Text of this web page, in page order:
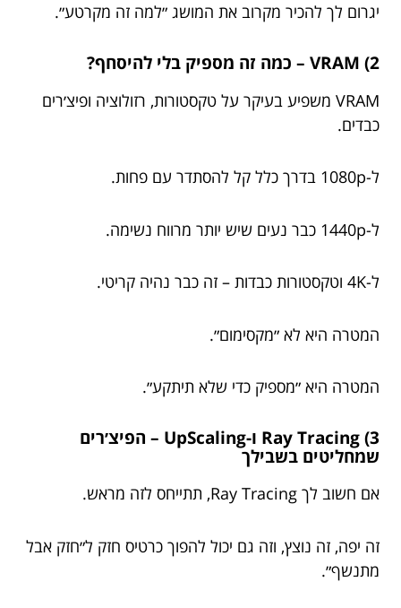
יגרום לך להכיר מקרוב את המושג ״למה זה מקרטע״.
2) VRAM – כמה זה מספיק בלי להיסחף?
VRAM משפיע בעיקר על טקסטורות, רזולוציה ופיצ׳רים
כבדים.
ל-1080p בדרך כלל קל להסתדר עם פחות.
ל-1440p כבר נעים שיש יותר מרווח נשימה.
ל-4K וטקסטורות כבדות – זה כבר נהיה קריטי.
המטרה היא לא ״מקסימום״.
המטרה היא ״מספיק כדי שלא תיתקע״.
3) Ray Tracing ו-UpScaling – הפיצ׳רים
שמחליטים בשבילך
אם חשוב לך Ray Tracing, תתייחס לזה מראש.
זה יפה, זה נוצץ, וזה גם יכול להפוך כרטיס חזק ל״חזק אבל
מתנשף״.